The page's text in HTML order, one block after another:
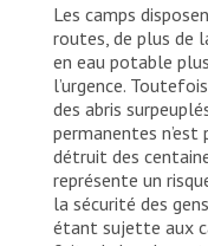
Les camps
routes, de plus de
en eau potable
l’urgence.
des abris
permanentes n’est
détruit des
représente un
la sécurité des
étant sujette aux